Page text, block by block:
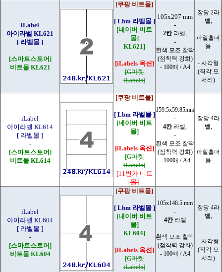
iLabel
아이라벨 KL621
[ 라벨몰 ]
-
[스마트스토어]
비트몰 KL621
[쿠팡 비트몰]
[ Lbm 라벨몰 ]
[네이버 비트
몰]
KL621]
[iLabels 옥션]
[G마켓
iLabels]
105x297 mm
-
2칸라벨,
-
흰색 모조 찰딱
(점착력 강화)
- 100매 / A4
장당 2라
벨,
파일홀더
용
- 사각형
(직각 모
서리)
iLabel
아이라벨 KL614
[ 라벨몰 ]
-
[스마트스토어]
비트몰 KL614
[쿠팡 비트몰]
[ Lbm 라벨몰 ]
[네이버 비트
몰]
[iLabels 옥션]
[G마켓
iLabels]
[11번가 비트
몰]
159.5x59.85mm
-
4칸라벨,
-
흰색 모조 찰딱
(점착력 강화)
- 100매 / A4
장당 4라
벨,
파일홀더
용
iLabel
아이라벨 KL604
[ 라벨몰 ]
-
[스마트스토어]
비트몰 KL604
[쿠팡 비트몰]
[ Lbm 라벨몰 ]
[내이버 비트
몰]
KL604]
[iLabels 옥션]
[G마켓
iLabels]
105x148.5 mm
-
4칸라벨
-
흰색 모조 찰딱
(점착력 강화)
- 100매 / A4
장당 4라
벨,
- 사각형
(직각 모
서리)